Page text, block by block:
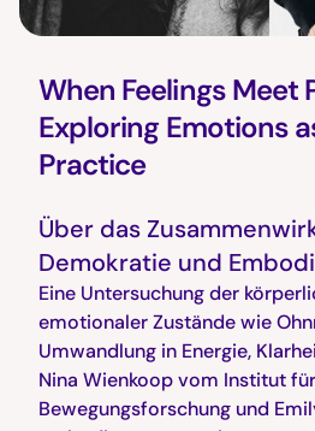
When Feelings Meet
Exploring Emotions
Practice
Über das
Demokratie und
Eine Untersuchung der
emotionaler Zustände wie
Umwandlung in Energie,
Nina Wienkoop vom Institut
Bewegungsforschung und